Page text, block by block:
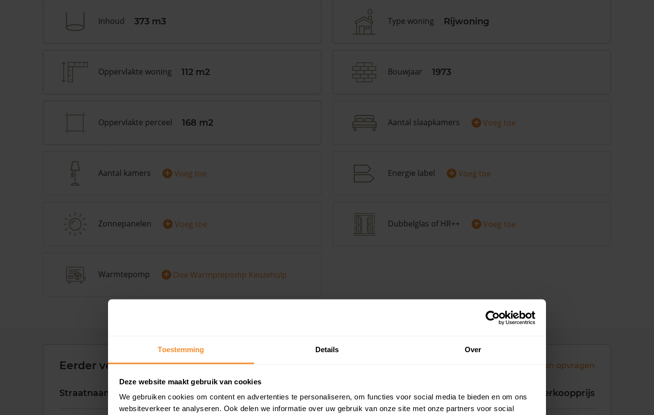
Toestemming Details Over
Deze website maakt gebruik van cookies
We gebruiken cookies om content en advertenties te personaliseren, om functies voor social media te bieden en om ons
websiteverkeer te analyseren. Ook delen we informatie over uw gebruik van onze site met onze partners voor social
Inhoud 373 m3 Type woning Rijwoning
Oppervlakte woning 112 m2 Bouwjaar 1973
Oppervlakte perceel 168 m2 Aantal slaapkamers + Voeg toe
Aantal kamers + Voeg toe Energie label + Voeg toe
Zonnepanelen + Voeg toe Dubbelglas of HR++ + Voeg toe
Warmtepomp + Doe Warmptepomp Keuzehulp
Eerder verkochte woningen in de buurt Andere koopsommen opvragen
Straatnaam Huisnr. Woonoppervlak Perceel Verkoopdatum Verkoopprijs